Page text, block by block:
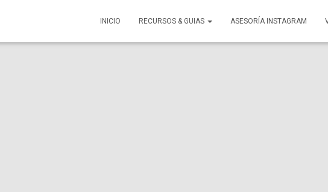
INICIO RECURSOS & GUIAS ASESORÍA INSTAGRAM